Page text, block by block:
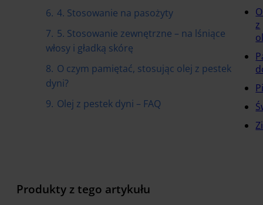
6. 4. Stosowanie na pasożyty
7. 5. Stosowanie zewnętrzne – na lśniące
włosy i gładką skórę
8. O czym pamiętać, stosując olej z pestek
dyni?
9. Olej z pestek dyni – FAQ
Produkty z tego artykułu
z